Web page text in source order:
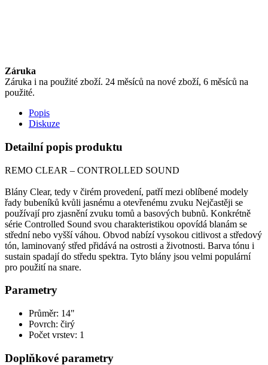
Záruka
Záruka i na použité zboží. 24 měsíců na nové zboží, 6 měsíců na
použité.
Popis
Diskuze
Detailní popis produktu
REMO CLEAR – CONTROLLED SOUND
Blány Clear, tedy v čirém provedení, patří mezi oblíbené modely
řady bubeníků kvůli jasnému a otevřenému zvuku Nejčastěji se
používají pro zjasnění zvuku tomů a basových bubnů. Konkrétně
série Controlled Sound svou charakteristikou opovídá blanám se
střední nebo vyšší váhou. Obvod nabízí vysokou citlivost a středový
tón, laminovaný střed přidává na ostrosti a životnosti. Barva tónu i
sustain spadají do středu spektra. Tyto blány jsou velmi populární
pro použití na snare.
Parametry
Průměr: 14"
Povrch: čirý
Počet vrstev: 1
Doplňkové parametry